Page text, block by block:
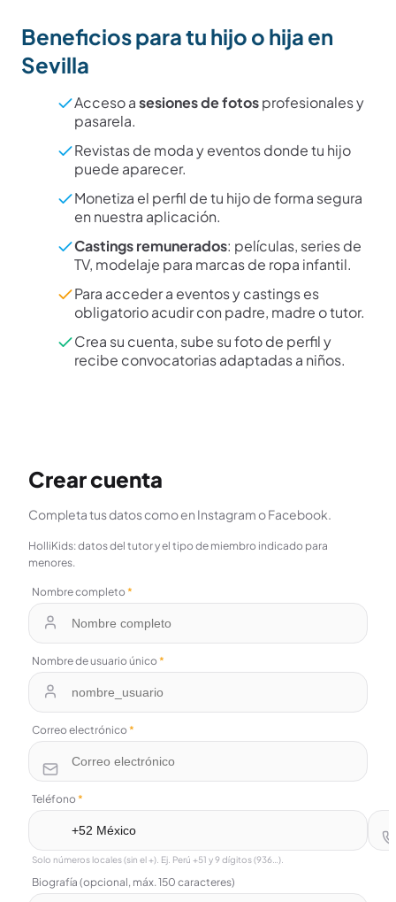
Beneficios para tu hijo o hija en
Sevilla
Acceso asesiones de fotosprofesionales y
pasarela.
Revistas de moda y eventos donde tu hijo
puede aparecer.
Monetiza el perfil de tu hijo de forma segura
en nuestra aplicación.
Castings remunerados: películas, series de
TV, modelaje para marcas de ropa infantil.
Para acceder a eventos y castings es
obligatorio acudir con padre, madre o tutor.
Crea su cuenta, sube su foto de perfil y
recibe convocatorias adaptadas a niños.
Crear cuenta
Completa tus datos como en Instagram o Facebook.
HolliKids: datos del tutor y el tipo de miembro indicado para
menores.
Nombre completo *
Nombre de usuario único *
Correo electrónico *
Teléfono *
Solo números locales (sin el +). Ej. Perú +51 y 9 dígitos (936…).
Biografía (opcional, máx. 150 caracteres)